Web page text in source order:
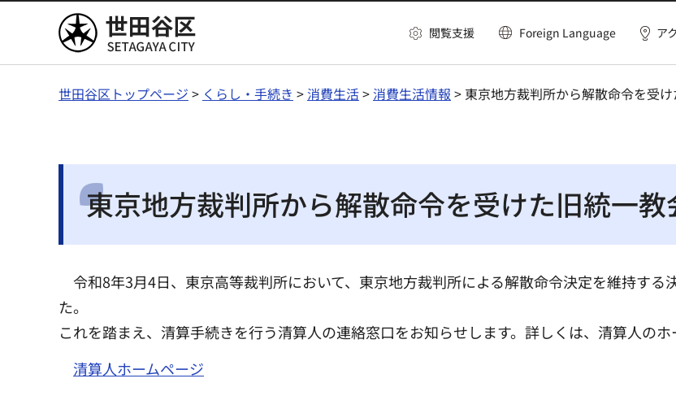
世田谷区 閲覧支援 Foreign Language ア
世田谷区トップページ > くらし・手続き >消費生活>消費生活情報 > 東京地方裁判所から解散命令を受
東京地方裁判所から解散命令を受けた旧統一
令和8年3月4日、東京高等裁判所において、東京地方裁判所による解散命令決定を維持す
た。
これを踏まえ、清算手続きを行う清算人の連絡窓口をお知らせします。詳しくは、清算人のホ
清算人ホームページ